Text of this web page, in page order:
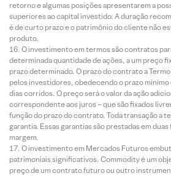
retorno e algumas posições apresentarem a
superiores ao capital investido. A duração
é de curto prazo e o patrimônio do cliente não
produto.
O investimento em termos são contratos
determinada quantidade de ações, a um preço
prazo determinado. O prazo do contrato a
pelos investidores, obedecendo o prazo mínimo
dias corridos. O preço será o valor da ação
correspondente aos juros – que são fixados
função do prazo do contrato. Toda transação a
garantia. Essas garantias são prestadas em
margem.
O investimento em Mercados Futuros
patrimoniais significativos. Commodity é um
preço de um contrato futuro ou outro